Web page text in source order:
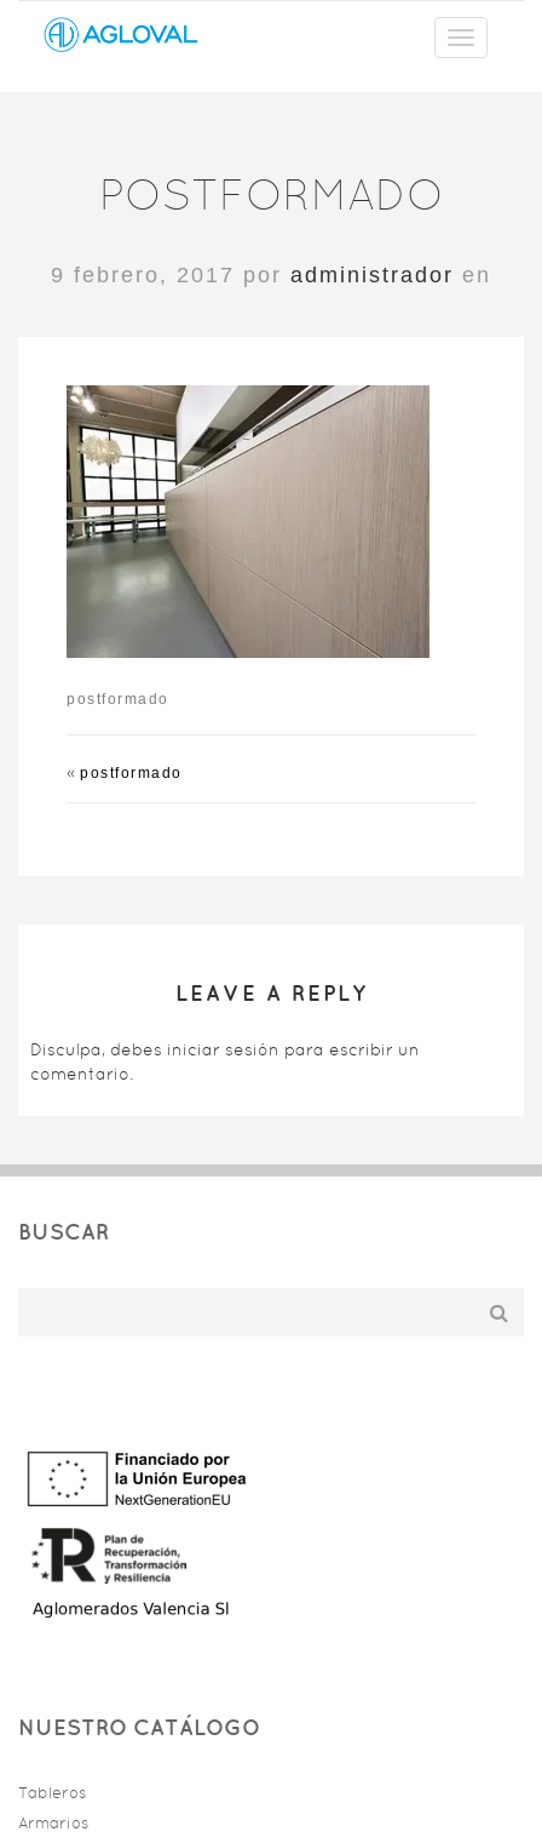
POSTFORMADO
9 febrero, 2017 por administrador en
postformado
« postformado
LEAVE A REPLY
Disculpa, debes iniciar sesión para escribir un
comentario.
BUSCAR
NUESTRO CATÁLOGO
Tableros
Armarios